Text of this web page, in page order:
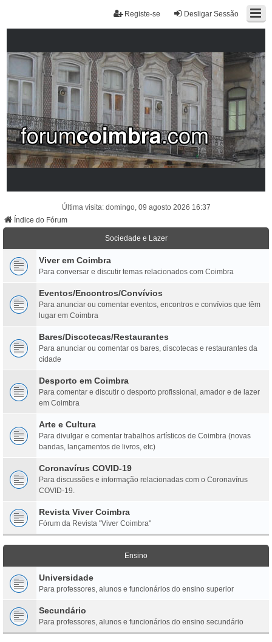
Desligar Sessão
Registe-se
Última visita: domingo, 09 agosto 2026 16:37
Índice do Fórum
Sociedade e Lazer
Viver em Coimbra
Para conversar e discutir temas relacionados com Coimbra
Eventos/Encontros/Convívios
Para anunciar ou comentar eventos, encontros e convívios que têm
lugar em Coimbra
Bares/Discotecas/Restaurantes
Para anunciar ou comentar os bares, discotecas e restaurantes da
cidade
Desporto em Coimbra
Para comentar e discutir o desporto profissional, amador e de lazer
em Coimbra
Arte e Cultura
Para divulgar e comentar trabalhos artísticos de Coimbra (novas
bandas, lançamentos de livros, etc)
Coronavírus COVID-19
Para discussões e informação relacionadas com o Coronavírus
COVID-19.
Revista Viver Coimbra
Fórum da Revista "Viver Coimbra"
Ensino
Universidade
Para professores, alunos e funcionários do ensino superior
Secundário
Para professores, alunos e funcionários do ensino secundário